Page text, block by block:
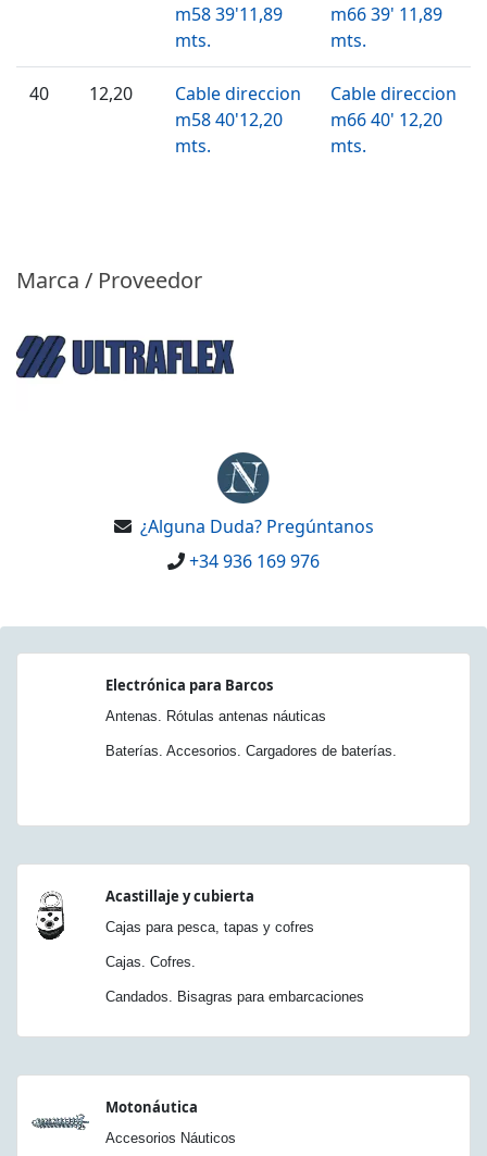
m58 39'11,89
mts.
m66 39' 11,89
mts.
40 12,20
Cable direccion
m58 40'12,20
mts.
Cable direccion
m66 40' 12,20
mts.
Marca / Proveedor
¿Alguna Duda? Pregúntanos
+34 936 169 976
Electrónica para Barcos
Antenas. Rótulas antenas náuticas
Baterías. Accesorios. Cargadores de baterías.
Acastillaje y cubierta
Cajas para pesca, tapas y cofres
Cajas. Cofres.
Candados. Bisagras para embarcaciones
Motonáutica
Accesorios Náuticos